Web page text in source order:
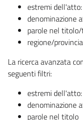
estremi
denominazione
parole nel
regione/
La ricerca avanzata
seguenti filtri:
estremi
denominazione
parole nel titolo